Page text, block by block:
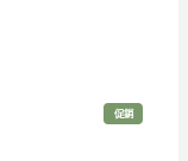
促銷特
價